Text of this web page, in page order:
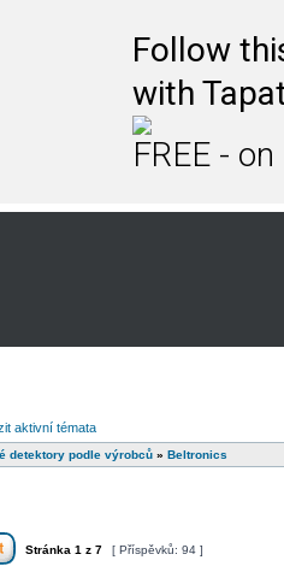
Follow
with
FREE -
aktivní témata
detektory podle výrobců » Beltronics
Stránka 1 z 7 [ Příspěvků: 94 ]